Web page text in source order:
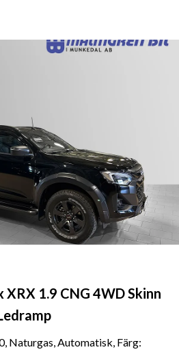
XRX 1.9 CNG 4WD Skinn
Naturgas, Automatisk, Färg: